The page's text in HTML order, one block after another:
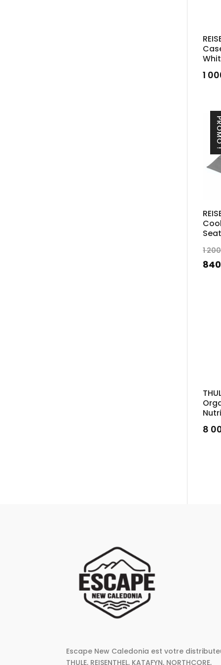
1
1
8
Escape New Caledonia est votre
THULE, REISENTHEL, KATAFYN, NORTHCORE,